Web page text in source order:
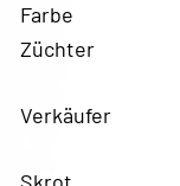
Farbe
Züchter
Verkäufer